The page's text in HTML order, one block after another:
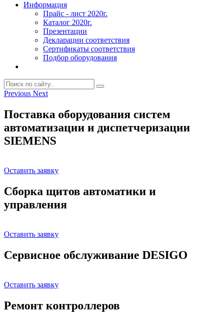
Информация
Прайс - лист 2020г.
Каталог 2020г.
Презентации
Декларации соответствия
Сертификаты соответствия
Подбор оборудования
Previous Next
Поставка оборудования систем
автоматизации и диспетчеризации
SIEMENS
Оставить заявку
Сборка щитов автоматики и
управления
Оставить заявку
Сервисное обслуживание DESIGO
Оставить заявку
Ремонт контроллеров